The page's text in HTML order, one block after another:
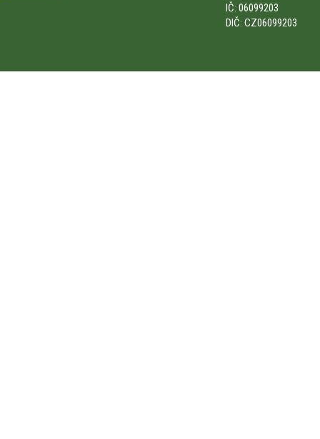
IČ: 06099203
DIČ: CZ06099203